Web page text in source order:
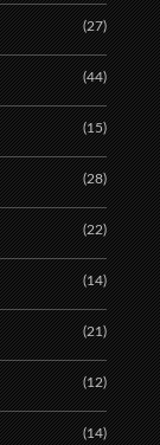
(27)
(44)
(15)
(28)
(22)
(14)
(21)
(12)
(14)